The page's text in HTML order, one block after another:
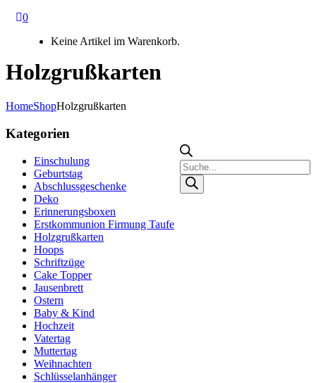
Products
search
0
Keine Artikel im Warenkorb.
Holzgrußkarten
HomeShopHolzgrußkarten
Kategorien
Einschulung
Geburtstag
Abschlussgeschenke
Deko
Erinnerungsboxen
Erstkommunion Firmung Taufe
Holzgrußkarten
Hoops
Schriftzüge
Cake Topper
Jausenbrett
Ostern
Baby & Kind
Hochzeit
Vatertag
Muttertag
Weihnachten
Schlüsselanhänger